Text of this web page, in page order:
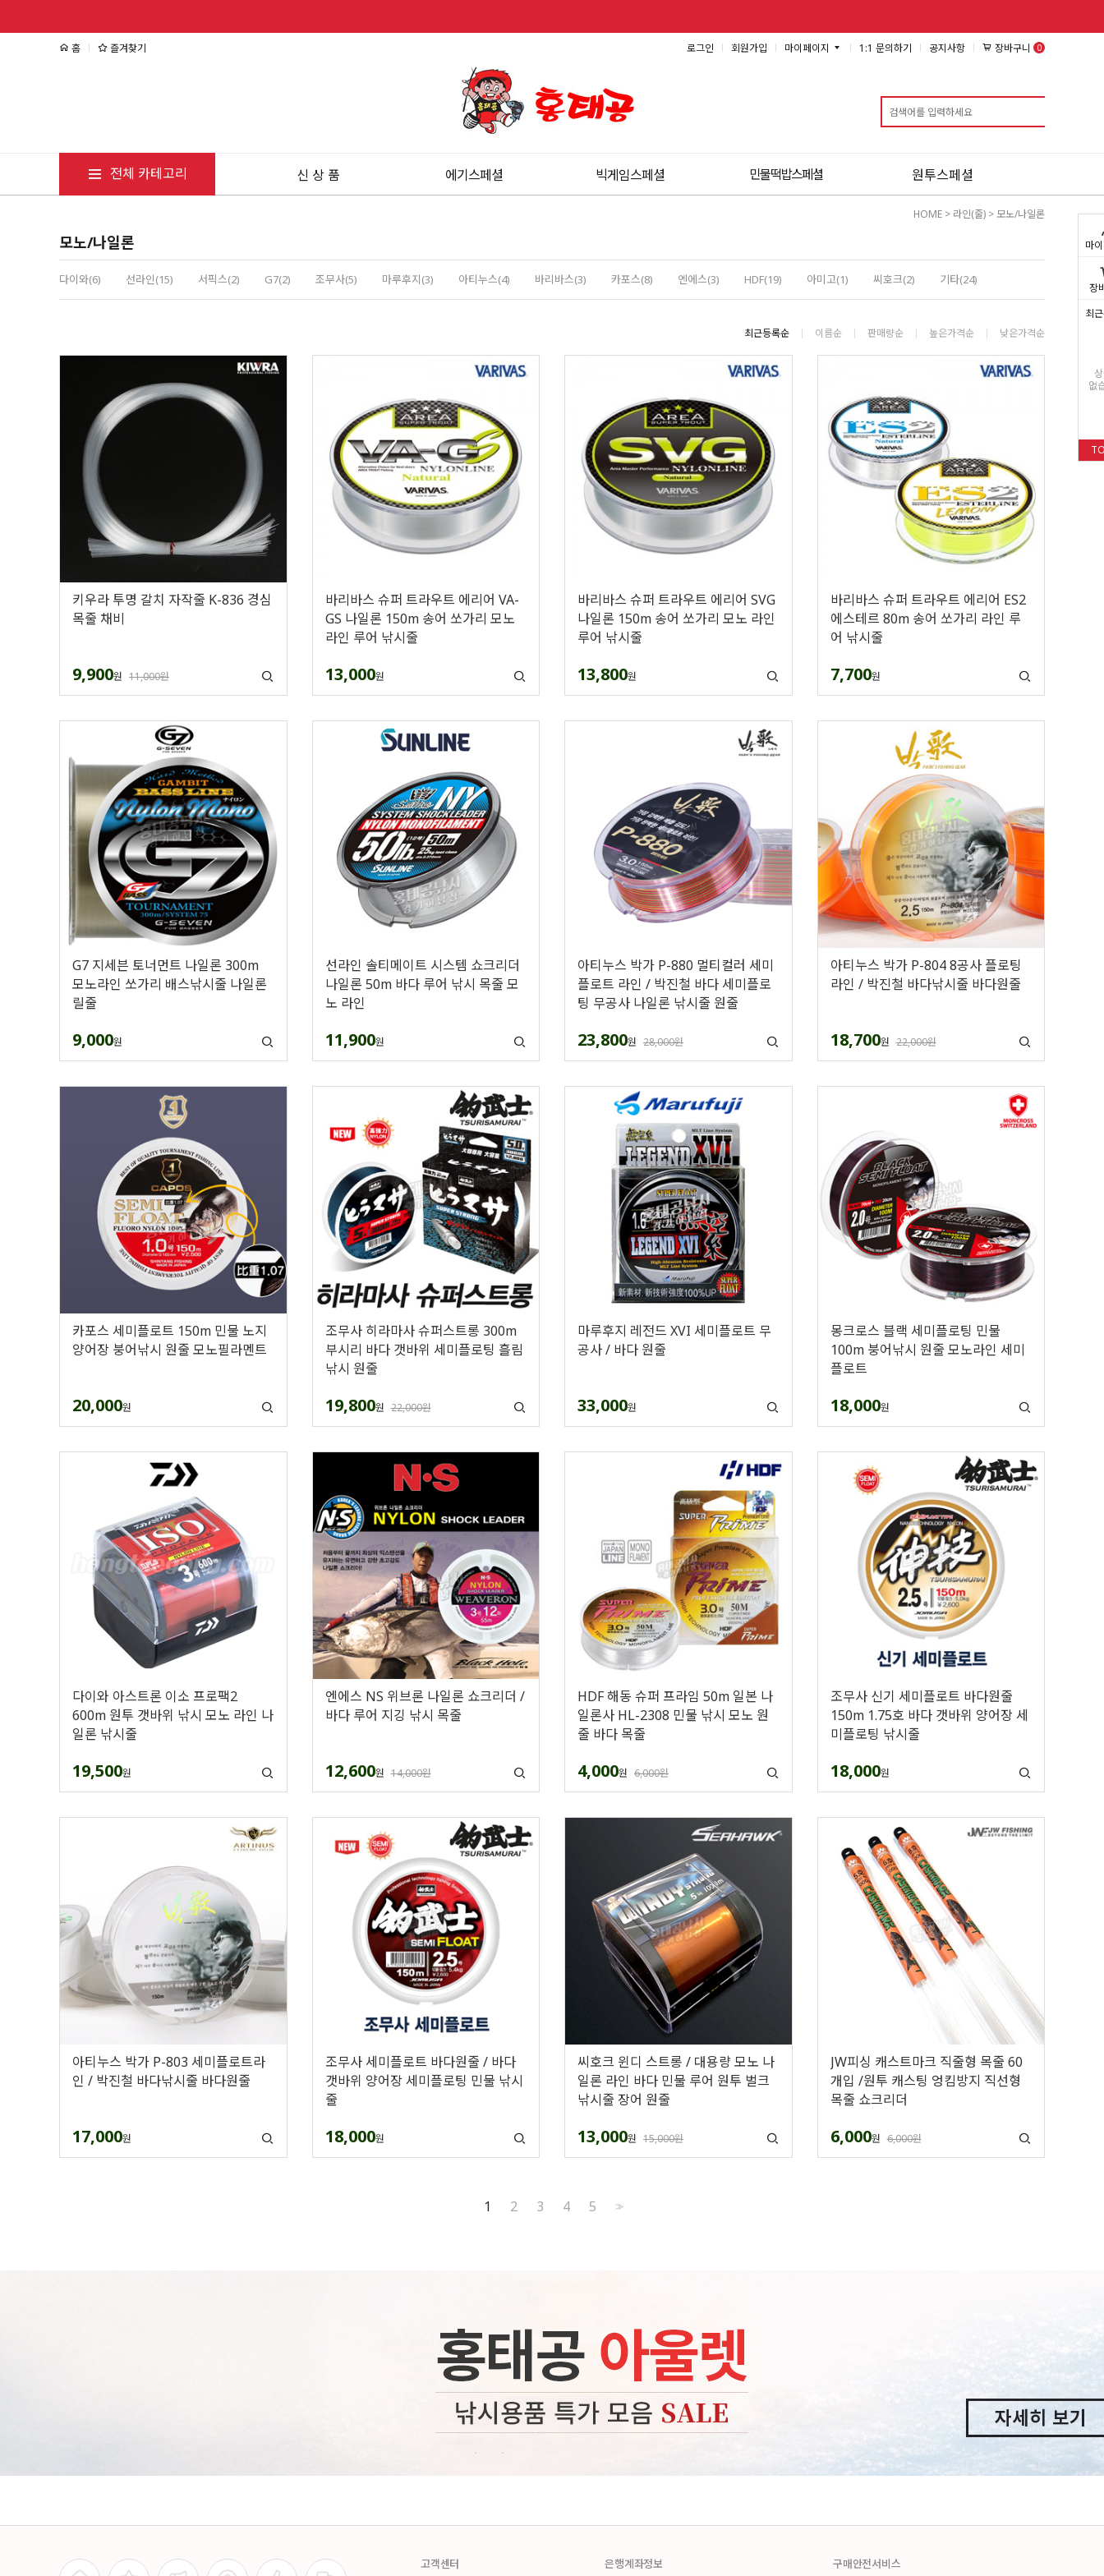
마
장
최
없
홈 즐겨찾기 로그인 회원가입 마이페이지 1:1 문의하기 공지사항 장바구니 0
전체 카테고리 신 상 품 에기스페셜 빅게임스페셜 민물떡밥스페셜 원투스페셜
HOME > 라인(줄) >모노/나일론
모노/나일론
다이와(6) 선라인(15) 서픽스(2) G7(2) 조무사(5) 마루후지(3) 아티누스(4) 바리바스(3) 카포스(8) 엔에스(3) HDF(19) 아미고(1) 씨호크(2) 기타(24)
최근등록순 이름순 판매량순 높은가격순 낮은가격순
키우라 투명 갈치 자작줄 K-836 경심
목줄 채비
9,900원 11,000원
바리바스 슈퍼 트라우트 에리어 VA-
GS 나일론 150m 송어 쏘가리 모노
라인 루어 낚시줄
13,000원
바리바스 슈퍼 트라우트 에리어 SVG
나일론 150m 송어 쏘가리 모노 라인
루어 낚시줄
13,800원
바리바스 슈퍼 트라우트 에리어 ES2
에스테르 80m 송어 쏘가리 라인 루
어 낚시줄
7,700원
G7 지세븐 토너먼트 나일론 300m
모노라인 쏘가리 배스낚시줄 나일론
릴줄
9,000원
선라인 솔티메이트 시스템 쇼크리더
나일론 50m 바다 루어 낚시 목줄 모
노 라인
11,900원
아티누스 박가 P-880 멀티컬러 세미
플로트 라인 / 박진철 바다 세미플로
팅 무공사 나일론 낚시줄 원줄
23,800원 28,000원
아티누스 박가 P-804 8공사 플로팅
라인 / 박진철 바다낚시줄 바다원줄
18,700원 22,000원
카포스 세미플로트 150m 민물 노지
양어장 붕어낚시 원줄 모노필라멘트
20,000원
조무사 히라마사 슈퍼스트롱 300m
부시리 바다 갯바위 세미플로팅 흘림
낚시 원줄
19,800원 22,000원
마루후지 레전드 XVI 세미플로트 무
공사 / 바다 원줄
33,000원
몽크로스 블랙 세미플로팅 민물
100m 붕어낚시 원줄 모노라인 세미
플로트
18,000원
다이와 아스트론 이소 프로팩2
600m 원투 갯바위 낚시 모노 라인 나
일론 낚시줄
19,500원
엔에스 NS 위브론 나일론 쇼크리더 /
바다 루어 지깅 낚시 목줄
12,600원 14,000원
HDF 해동 슈퍼 프라임 50m 일본 나
일론사 HL-2308 민물 낚시 모노 원
줄 바다 목줄
4,000원 6,000원
조무사 신기 세미플로트 바다원줄
150m 1.75호 바다 갯바위 양어장 세
미플로팅 낚시줄
18,000원
아티누스 박가 P-803 세미플로트라
인 / 박진철 바다낚시줄 바다원줄
17,000원
조무사 세미플로트 바다원줄 / 바다
갯바위 양어장 세미플로팅 민물 낚시
줄
18,000원
씨호크 윈디 스트롱 / 대용량 모노 나
일론 라인 바다 민물 루어 원투 벌크
낚시줄 장어 원줄
13,000원 15,000원
JW피싱 캐스트마크 직줄형 목줄 60
개입 /원투 캐스팅 엉킴방지 직선형
목줄 쇼크리더
6,000원 6,000원
1 2 3 4 5 >>
고객센터 은행계좌정보 구매안전서비스